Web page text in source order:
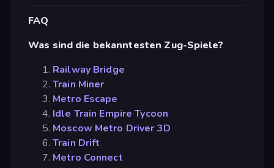
FAQ
Was sind die bekanntesten Zug-Spiele?
Railway Bridge
Train Miner
Metro Escape
Idle Train Empire Tycoon
Moscow Metro Driver 3D
Train Drift
Metro Connect